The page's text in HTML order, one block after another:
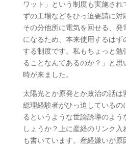
ワット」という制度も実施さ
ずの工場などをひっ迫要請に対
その分他所に電気を回せる、発
になるため、本来使用するはず
する制度です。私もちょっと勉
ることなんてあるのか？」と
時が来ました。
太陽光とか原発とか政治の話
総理経験者がひっ迫しているの
るというような世論誘導のよ
しょうか？上に産経のリンク入
も書いています。産経嫌いが原